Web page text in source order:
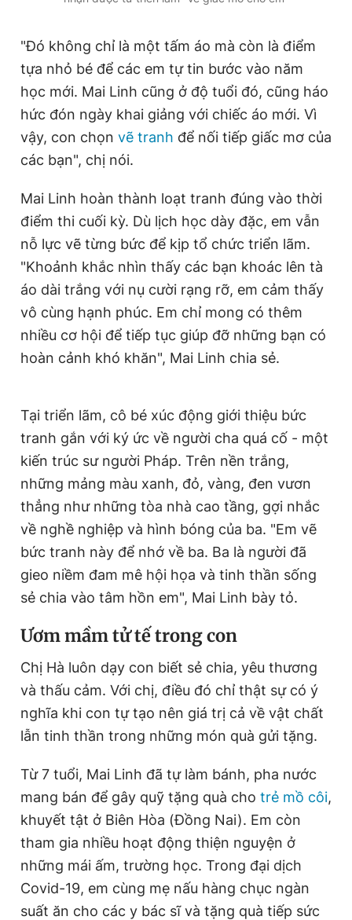
"Đó không chỉ là một tấm áo mà còn là điểm
tựa nhỏ bé để các em tự tin bước vào năm
học mới. Mai Linh cũng ở độ tuổi đó, cũng háo
hức đón ngày khai giảng với chiếc áo mới. Vì
vậy, con chọn vẽ tranh để nối tiếp giấc mơ của
các bạn", chị nói.
Mai Linh hoàn thành loạt tranh đúng vào thời
điểm thi cuối kỳ. Dù lịch học dày đặc, em vẫn
nỗ lực vẽ từng bức để kịp tổ chức triển lãm.
"Khoảnh khắc nhìn thấy các bạn khoác lên tà
áo dài trắng với nụ cười rạng rỡ, em cảm thấy
vô cùng hạnh phúc. Em chỉ mong có thêm
nhiều cơ hội để tiếp tục giúp đỡ những bạn có
hoàn cảnh khó khăn", Mai Linh chia sẻ.
Tại triển lãm, cô bé xúc động giới thiệu bức
tranh gắn với ký ức về người cha quá cố - một
kiến trúc sư người Pháp. Trên nền trắng,
những mảng màu xanh, đỏ, vàng, đen vươn
thẳng như những tòa nhà cao tầng, gợi nhắc
về nghề nghiệp và hình bóng của ba. "Em vẽ
bức tranh này để nhớ về ba. Ba là người đã
gieo niềm đam mê hội họa và tinh thần sống
sẻ chia vào tâm hồn em", Mai Linh bày tỏ.
Ươm mầm tử tế trong con
Chị Hà luôn dạy con biết sẻ chia, yêu thương
và thấu cảm. Với chị, điều đó chỉ thật sự có ý
nghĩa khi con tự tạo nên giá trị cả về vật chất
lẫn tinh thần trong những món quà gửi tặng.
Từ 7 tuổi, Mai Linh đã tự làm bánh, pha nước
mang bán để gây quỹ tặng quà cho trẻ mồ côi,
khuyết tật ở Biên Hòa (Đồng Nai). Em còn
tham gia nhiều hoạt động thiện nguyện ở
những mái ấm, trường học. Trong đại dịch
Covid-19, em cùng mẹ nấu hàng chục ngàn
suất ăn cho các y bác sĩ và tặng quà tiếp sức